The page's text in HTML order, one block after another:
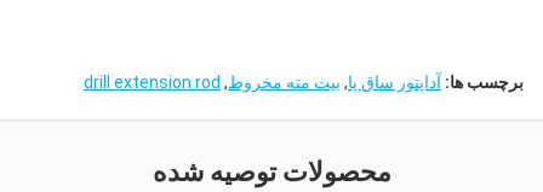
برچسب ها: آداپتور ساق پا, بیت مته مخروط,
drill extension rod
محصولات توصیه شده